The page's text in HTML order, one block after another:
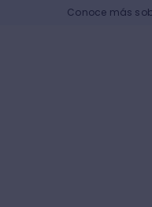
Conoce más